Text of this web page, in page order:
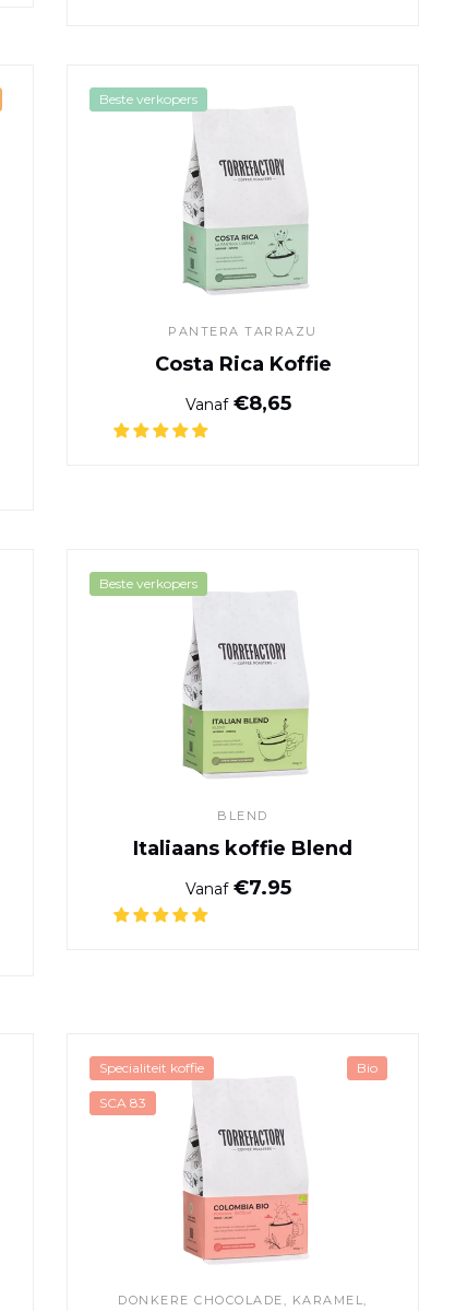
PANTERA TARRAZU
Costa Rica Koffie
Normale prijs
Vanaf€8,65
Beste verkopers
BLEND
Italiaans koffie Blend
Normale prijs
Vanaf€7.95
Beste verkopers
DONKERE CHOCOLADE , KARAMEL,
Bio
Specialiteit koffie
SCA 83